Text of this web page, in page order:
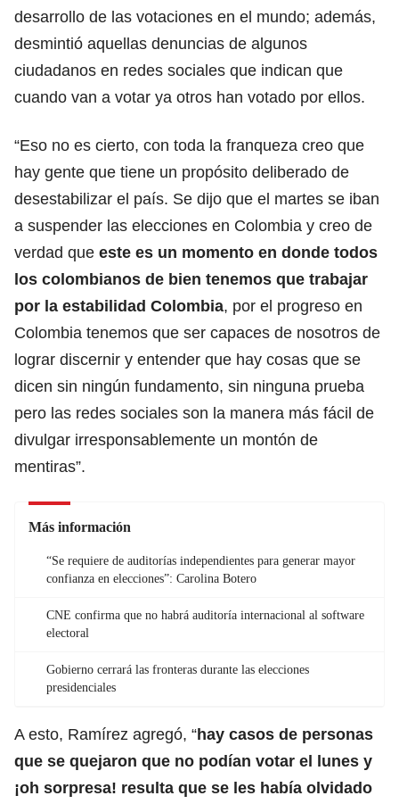
desarrollo de las votaciones en el mundo; además,
desmintió aquellas denuncias de algunos
ciudadanos en redes sociales que indican que
cuando van a votar ya otros han votado por ellos.
“Eso no es cierto, con toda la franqueza creo que
hay gente que tiene un propósito deliberado de
desestabilizar el país. Se dijo que el martes se iban
a suspender las elecciones en Colombia y creo de
verdad que este es un momento en donde todos
los colombianos de bien tenemos que trabajar
por la estabilidad Colombia, por el progreso en
Colombia tenemos que ser capaces de nosotros de
lograr discernir y entender que hay cosas que se
dicen sin ningún fundamento, sin ninguna prueba
pero las redes sociales son la manera más fácil de
divulgar irresponsablemente un montón de
mentiras”.
Más información
“Se requiere de auditorías independientes para generar mayor
confianza en elecciones”: Carolina Botero
CNE confirma que no habrá auditoría internacional al software
electoral
Gobierno cerrará las fronteras durante las elecciones
presidenciales
A esto, Ramírez agregó, “hay casos de personas
que se quejaron que no podían votar el lunes y
¡oh sorpresa! resulta que se les había olvidado